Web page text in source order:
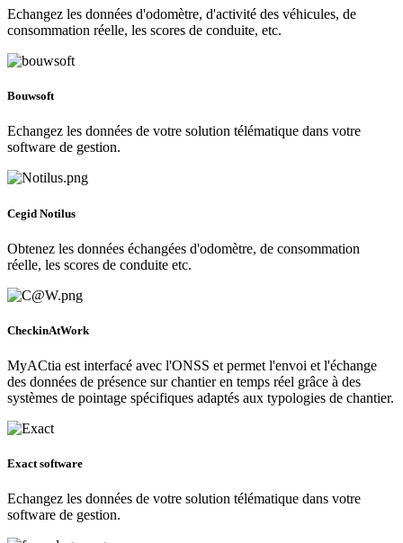
Echangez les données d'odomètre, d'activité des véhicules, de
consommation réelle, les scores de conduite, etc.
Bouwsoft
Echangez les données de votre solution télématique dans votre
software de gestion.
Cegid Notilus
Obtenez les données échangées d'odomètre, de consommation
réelle, les scores de conduite etc.
CheckinAtWork
MyACtia est interfacé avec l'ONSS et permet l'envoi et l'échange
des données de présence sur chantier en temps réel grâce à des
systèmes de pointage spécifiques adaptés aux typologies de chantier.
Exact software
Echangez les données de votre solution télématique dans votre
software de gestion.